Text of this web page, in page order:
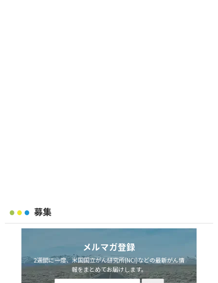
募集
メルマガ登録
2週間に一度、米国国立がん研究所(NCI)などの最新がん情
報をまとめてお届けします。